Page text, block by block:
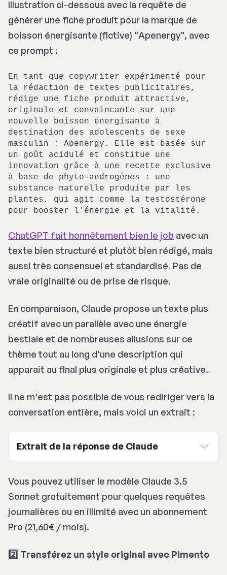
Illustration ci-dessous avec la requête de
générer une fiche produit pour la marque de
boisson énergisante (fictive) "Apenergy", avec
ce prompt :
En tant que copywriter expérimenté pour
la rédaction de textes publicitaires,
rédige une fiche produit attractive,
originale et convaincante sur une
nouvelle boisson énergisante à
destination des adolescents de sexe
masculin : Apenergy. Elle est basée sur
un goût acidulé et constitue une
innovation grâce à une recette exclusive
à base de phyto-androgènes : une
substance naturelle produite par les
plantes, qui agit comme la testostérone
pour booster l'énergie et la vitalité.
ChatGPT fait honnêtement bien le job avec un
texte bien structuré et plutôt bien rédigé, mais
aussi très consensuel et standardisé. Pas de
vraie originalité ou de prise de risque.
En comparaison, Claude propose un texte plus
créatif avec un parallèle avec une énergie
bestiale et de nombreuses allusions sur ce
thème tout au long d'une description qui
apparait au final plus originale et plus créative.
Il ne m'est pas possible de vous rediriger vers la
conversation entière, mais voici un extrait :
Extrait de la réponse de Claude
Vous pouvez utiliser le modèle Claude 3.5
Sonnet gratuitement pour quelques requêtes
journalières ou en illimité avec un abonnement
Pro (21,60€ / mois).
2️⃣ Transférez un style original avec Pimento